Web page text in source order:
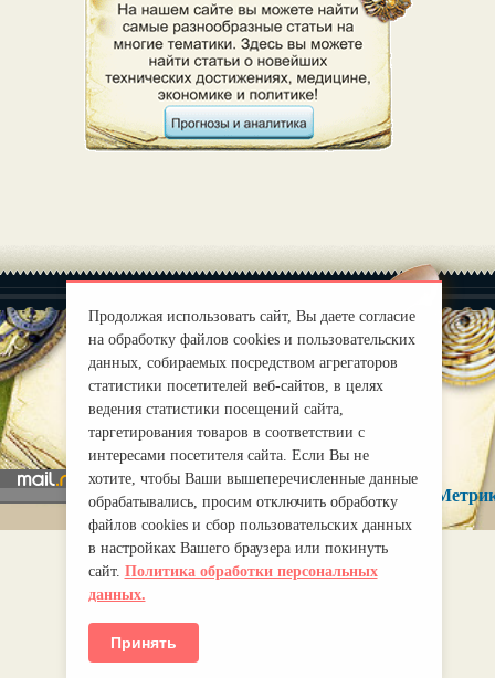
О нас |
Правила
mirprognoz@mail.ru
Продолжая использовать сайт, Вы даете согласие
на обработку файлов cookies и пользовательских
данных, собираемых посредством агрегаторов
статистики посетителей веб-сайтов, в целях
ведения статистики посещений сайта,
таргетирования товаров в соответствии с
интересами посетителя сайта. Если Вы не
хотите, чтобы Ваши вышеперечисленные данные
обрабатывались, просим отключить обработку
файлов cookies и сбор пользовательских данных
в настройках Вашего браузера или покинуть
сайт. Политика обработки персональных
данных.
Принять